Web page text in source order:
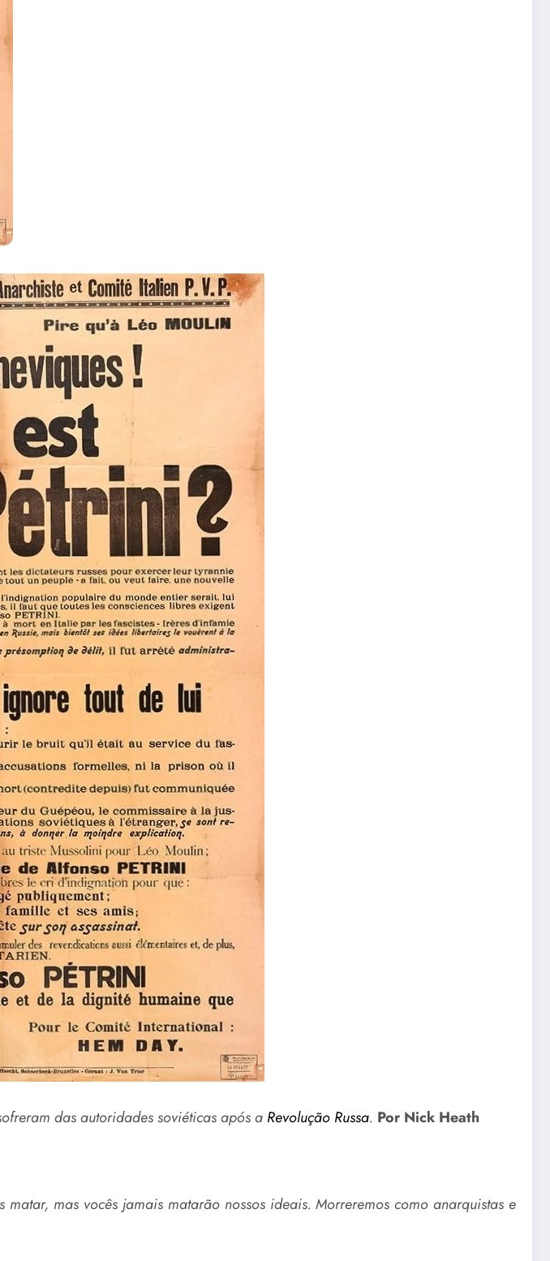
das autoridades soviéticas após a Revolução Russa. Por Nick Heath
mas vocês jamais matarão nossos ideais. Morreremos como anarquistas e